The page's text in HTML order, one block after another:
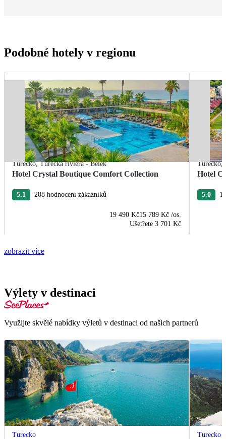
Podobné hotely v regionu
Turecko,Turecká riviéra - Belek
Hotel Crystal Boutique Comfort Collection
5.1 208 hodnocení zákazníků
19 490 Kč15 789 Kč /os.
Ušetřete 3 701 Kč
Turecko,
Hotel
5.0
zobrazit více
Výlety v destinaci
Využijte skvělé nabídky výletů v destinaci od našich partnerů
Turecko Turecko